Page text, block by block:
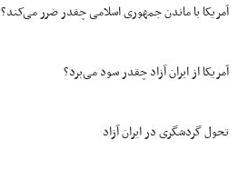
آمریکا با ماندن جمهوری اسلامی چقدر ضرر می‌کند؟
آمریکا از ایران آزاد چقدر سود می‌برد؟
تحول گردشگری در ایران آزاد